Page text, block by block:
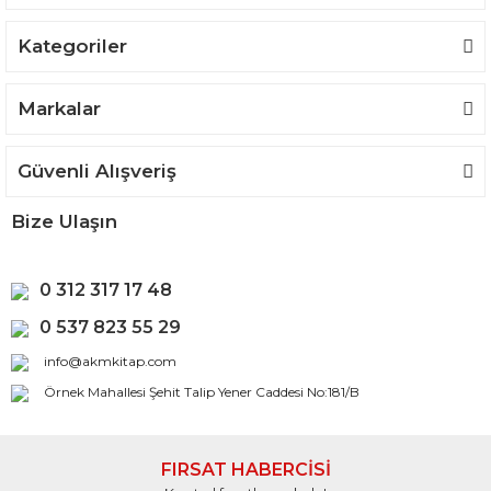
Kategoriler
Markalar
Güvenli Alışveriş
Bize Ulaşın
0 312 317 17 48
0 537 823 55 29
info@akmkitap.com
Örnek Mahallesi Şehit Talip Yener Caddesi No:181/B
FIRSAT HABERCİSİ